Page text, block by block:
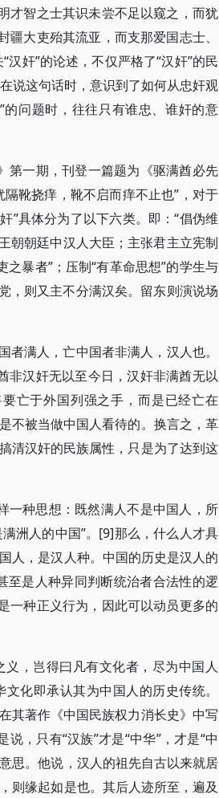
才智之士其识未尝不足以窥之，而犹
大吏殆其流亚，而支那爱国志士、
奸”的论述，不仅严格了“汉奸”的民
说这句话时，意识到了如何从忠奸观
问题时，往往只有谁忠、谁奸的意
第一期，刊登一篇题为《驱满酋必先
靴挠痒，靴不启而痒不止也”，对于
”具体分为了以下六类。即：“倡伪维
朝朝廷中汉人大臣；主张君主立宪制
之暴者”；压制“有革命思想”的学生与
，则又主不分满汉矣。留东则演说场
者满人，亡中国者非满人，汉人也。
非汉奸无以至今日，汉奸非满酋无以
亡于外国列强之手，而是已经亡在
不被当做中国人看待的。换言之，革
清汉奸的民族属性，只是为了达到这
一种思想：既然满人不是中国人，所
洲人的中国”。[9]那么，什么人才具
人，是汉人种。中国的历史是汉人的
至是人种异同判断统治者合法性的逻
一种正义行为，因此可以动员更多的
义，岂得曰凡有文化者，尽为中国人
化即承认其为中国人的历史传统。
其著作《中国民族权力消长史》中写
，只有“汉族”才是“中华”，才是“中
思。他说，汉人的祖先自古以来就居
则缘起如是也。其后人迹所至，遍及